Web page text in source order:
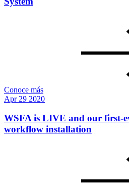
Conoce más
Apr 29 2020
WSFA is LIVE and our first-
workflow installation